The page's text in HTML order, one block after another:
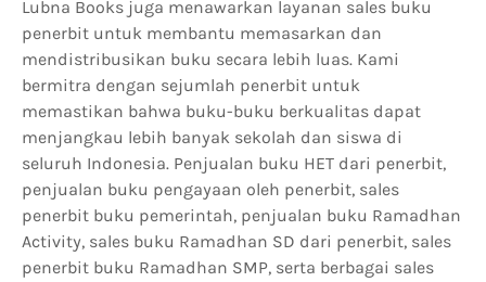
Lubna Books juga menawarkan layanan sales buku
penerbit untuk membantu memasarkan dan
mendistribusikan buku secara lebih luas. Kami
bermitra dengan sejumlah penerbit untuk
memastikan bahwa buku-buku berkualitas dapat
menjangkau lebih banyak sekolah dan siswa di
seluruh Indonesia. Penjualan buku HET dari penerbit,
penjualan buku pengayaan oleh penerbit, sales
penerbit buku pemerintah, penjualan buku Ramadhan
Activity, sales buku Ramadhan SD dari penerbit, sales
penerbit buku Ramadhan SMP, serta berbagai sales